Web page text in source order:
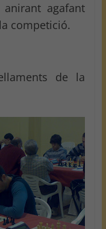
agafant
competició.
de la